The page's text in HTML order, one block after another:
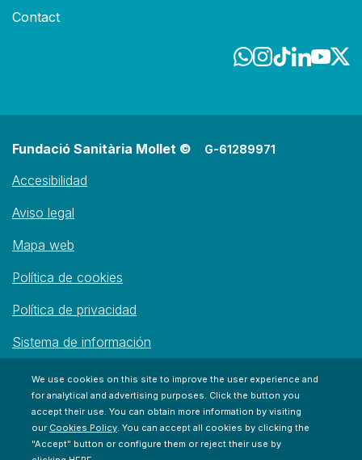
Contact
Fundació Sanitària Mollet © G-61289971
Accesibilidad
Aviso legal
Mapa web
Política de cookies
Política de privacidad
Sistema de información
We use cookies on this site to improve the user experience and
for analytical and advertising purposes. Click the button you
accept their use. You can obtain more information by visiting
our Cookies Policy. You can accept all cookies by clicking the
"Accept" button or configure them or reject their use by